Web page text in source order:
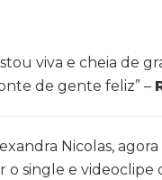
viva e cheia de
de gente feliz” –
Nicolas,
o single e videoclipe